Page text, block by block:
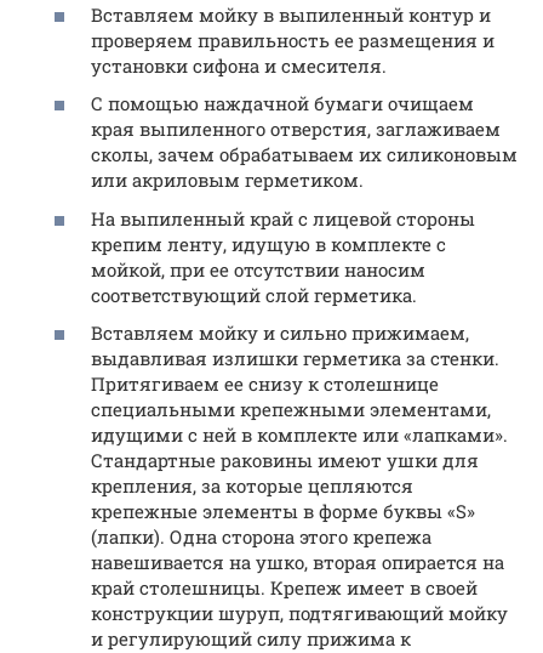
Вставляем мойку в выпиленный контур и
проверяем правильность ее размещения и
установки сифона и смесителя.
С помощью наждачной бумаги очищаем
края выпиленного отверстия, заглаживаем
сколы, зачем обрабатываем их силиконовым
или акриловым герметиком.
На выпиленный край с лицевой стороны
крепим ленту, идущую в комплекте с
мойкой, при ее отсутствии наносим
соответствующий слой герметика.
Вставляем мойку и сильно прижимаем,
выдавливая излишки герметика за стенки.
Притягиваем ее снизу к столешнице
специальными крепежными элементами,
идущими с ней в комплекте или «лапками».
Стандартные раковины имеют ушки для
крепления, за которые цепляются
крепежные элементы в форме буквы «S»
(лапки). Одна сторона этого крепежа
навешивается на ушко, вторая опирается на
край столешницы. Крепеж имеет в своей
конструкции шуруп, подтягивающий мойку
и регулирующий силу прижима к